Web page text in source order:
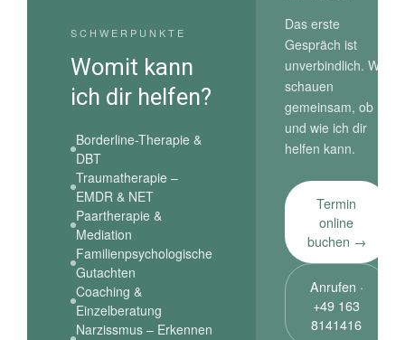
SCHWERPUNKTE
Womit kann
ich dir helfen?
Borderline-Therapie &
DBT
Traumatherapie –
EMDR & NET
Paartherapie &
Mediation
Familienpsychologische
Gutachten
Coaching &
Einzelberatung
Narzissmus – Erkennen
Das erste
Gespräch ist
unverbindlich. Wir
schauen
gemeinsam, ob
und wie ich dir
helfen kann.
Termin
online
buchen →
Anrufen ·
+49 163
8141416